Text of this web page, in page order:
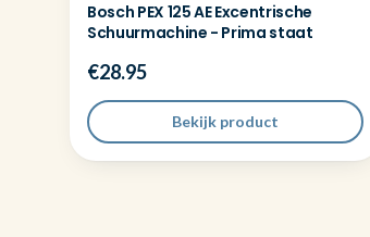
Bosch PEX 125 AE Excentrische
Schuurmachine - Prima staat
€28.95
Bekijk product